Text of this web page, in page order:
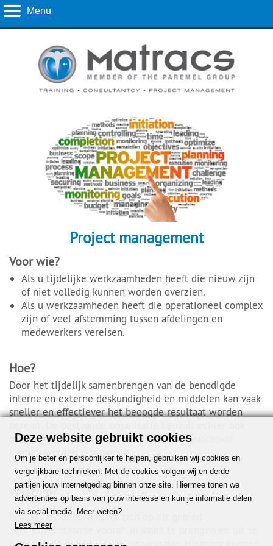
Menu
Project management
Voor wie?
Als u tijdelijke werkzaamheden heeft die nieuw zijn
of niet volledig kunnen worden overzien.
Als u werkzaamheden heeft die operationeel complex
zijn of veel afstemming tussen afdelingen en
medewerkers vereisen.
Hoe?
Door het tijdelijk samenbrengen van de benodigde
interne en externe deskundigheid en middelen kan vaak
sneller en effectiever het beoogde resultaat worden
mede de condities waaronder projecten succesvol
kunnen worden uitgevoerd.
Waarom?
Matracs BV onderscheidt zich op dit gebied
door bovenstaande vooraf in kaart te brengen en uit te
Deze website gebruikt cookies
Om je beter en persoonlijker te helpen, gebruiken wij cookies en
vergelijkbare technieken. Met de cookies volgen wij en derde
partijen jouw internetgedrag binnen onze site. Hiermee tonen we
advertenties op basis van jouw interesse en kun je informatie delen
via social media. Meer weten?
Lees meer